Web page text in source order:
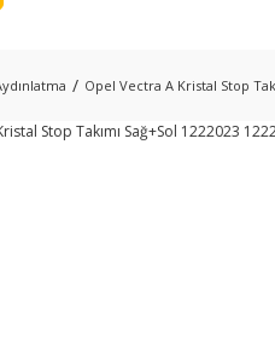
Opel Vectra A Kristal Stop